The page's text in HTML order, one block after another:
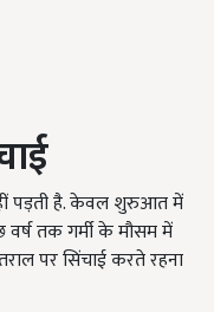
पड़ती है. केवल शुरुआत में
तक गर्मी के मौसम में
पर सिंचाई करते रहना